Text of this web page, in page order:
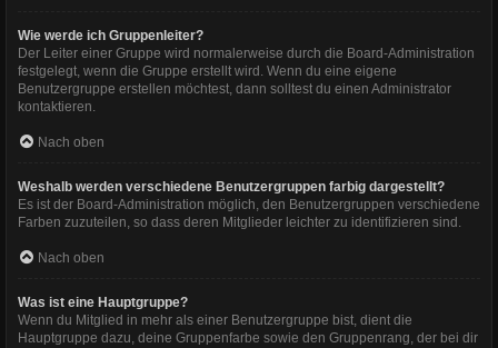
Wie werde ich Gruppenleiter?
Der Leiter einer Gruppe wird normalerweise durch die Board-Administration
festgelegt, wenn die Gruppe erstellt wird. Wenn du eine eigene
Benutzergruppe erstellen möchtest, dann solltest du einen Administrator
kontaktieren.
Nach oben
Weshalb werden verschiedene Benutzergruppen farbig dargestellt?
Es ist der Board-Administration möglich, den Benutzergruppen verschiedene
Farben zuzuteilen, so dass deren Mitglieder leichter zu identifizieren sind.
Nach oben
Was ist eine Hauptgruppe?
Wenn du Mitglied in mehr als einer Benutzergruppe bist, dient die
Hauptgruppe dazu, deine Gruppenfarbe sowie den Gruppenrang, der bei dir